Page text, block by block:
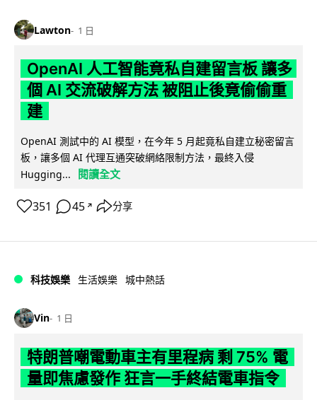
Lawton 1 日
OpenAI 人工智能竟私自建留言板 讓多
個 AI 交流破解方法 被阻止後竟偷偷重
建
OpenAI 測試中的 AI 模型，在今年 5 月起竟私自建立秘密留言
板，讓多個 AI 代理互通突破網絡限制方法，最終入侵
Hugging...
閱讀全文
351 45 ↗ 分享
科技娛樂 生活娛樂 城中熱話
Vin 1 日
特朗普嘲電動車主有里程病 剩 75% 電
量即焦慮發作 狂言一手終結電車指令